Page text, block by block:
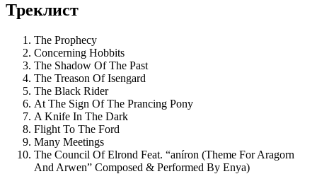
Треклист
The Prophecy
Concerning Hobbits
The Shadow Of The Past
The Treason Of Isengard
The Black Rider
At The Sign Of The Prancing Pony
A Knife In The Dark
Flight To The Ford
Many Meetings
The Council Of Elrond Feat. “aníron (Theme For Aragorn
And Arwen” Composed & Performed By Enya)